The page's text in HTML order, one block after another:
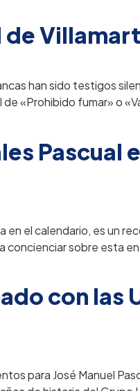
han sido testigos
«Prohibido fumar» o
Pascual
el calendario, es un
concienciar sobre esta
con las
para José Manuel